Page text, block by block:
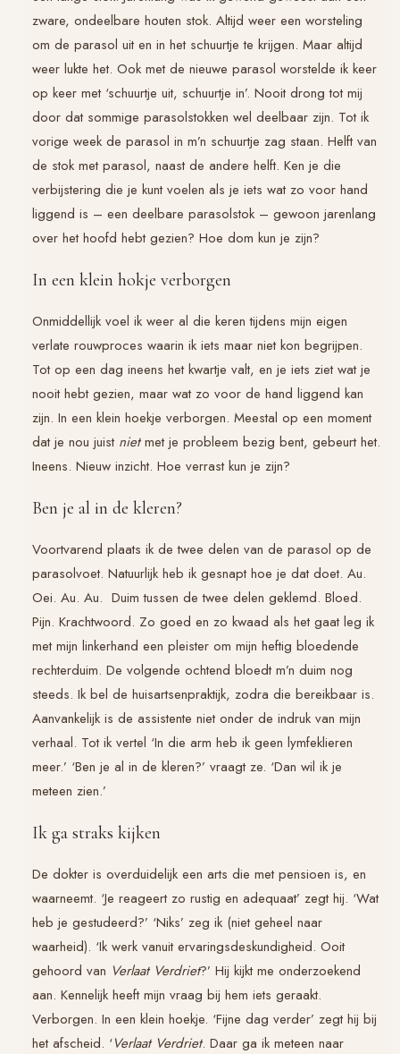
zware, ondeelbare houten stok. Altijd weer een worsteling
om de parasol uit en in het schuurtje te krijgen. Maar altijd
weer lukte het. Ook met de nieuwe parasol worstelde ik keer
op keer met ‘schuurtje uit, schuurtje in’. Nooit drong tot mij
door dat sommige parasolstokken wel deelbaar zijn. Tot ik
vorige week de parasol in m’n schuurtje zag staan. Helft van
de stok met parasol, naast de andere helft. Ken je die
verbijstering die je kunt voelen als je iets wat zo voor hand
liggend is – een deelbare parasolstok – gewoon jarenlang
over het hoofd hebt gezien? Hoe dom kun je zijn?
In een klein hokje verborgen
Onmiddellijk voel ik weer al die keren tijdens mijn eigen
verlate rouwproces waarin ik iets maar niet kon begrijpen.
Tot op een dag ineens het kwartje valt, en je iets ziet wat je
nooit hebt gezien, maar wat zo voor de hand liggend kan
zijn. In een klein hoekje verborgen. Meestal op een moment
dat je nou juist nietmet je probleem bezig bent, gebeurt het.
Ineens. Nieuw inzicht. Hoe verrast kun je zijn?
Ben je al in de kleren?
Voortvarend plaats ik de twee delen van de parasol op de
parasolvoet. Natuurlijk heb ik gesnapt hoe je dat doet. Au.
Oei. Au. Au. Duim tussen de twee delen geklemd. Bloed.
Pijn. Krachtwoord. Zo goed en zo kwaad als het gaat leg ik
met mijn linkerhand een pleister om mijn heftig bloedende
rechterduim. De volgende ochtend bloedt m’n duim nog
steeds. Ik bel de huisartsenpraktijk, zodra die bereikbaar is.
Aanvankelijk is de assistente niet onder de indruk van mijn
verhaal. Tot ik vertel ‘In die arm heb ik geen lymfeklieren
meer.’ ‘Ben je al in de kleren?’ vraagt ze. ‘Dan wil ik je
meteen zien.’
Ik ga straks kijken
De dokter is overduidelijk een arts die met pensioen is, en
waarneemt. ‘Je reageert zo rustig en adequaat’ zegt hij. ‘Wat
heb je gestudeerd?’ ‘Niks’ zeg ik (niet geheel naar
waarheid). ‘Ik werk vanuit ervaringsdeskundigheid. Ooit
gehoord van Verlaat Verdriet?’ Hij kijkt me onderzoekend
aan. Kennelijk heeft mijn vraag bij hem iets geraakt.
Verborgen. In een klein hoekje. ‘Fijne dag verder’ zegt hij bij
het afscheid. ‘Verlaat Verdriet. Daar ga ik meteen naar